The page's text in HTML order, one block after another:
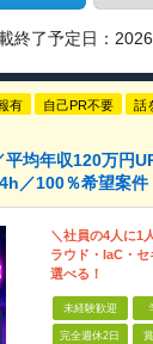
終了予定日：
有 自己PR不要 話
均年収120万円
／100％希望案件
＼社員の4人に1
ラウド・IaC・
選べる！
未経験歓迎
完全週休2日